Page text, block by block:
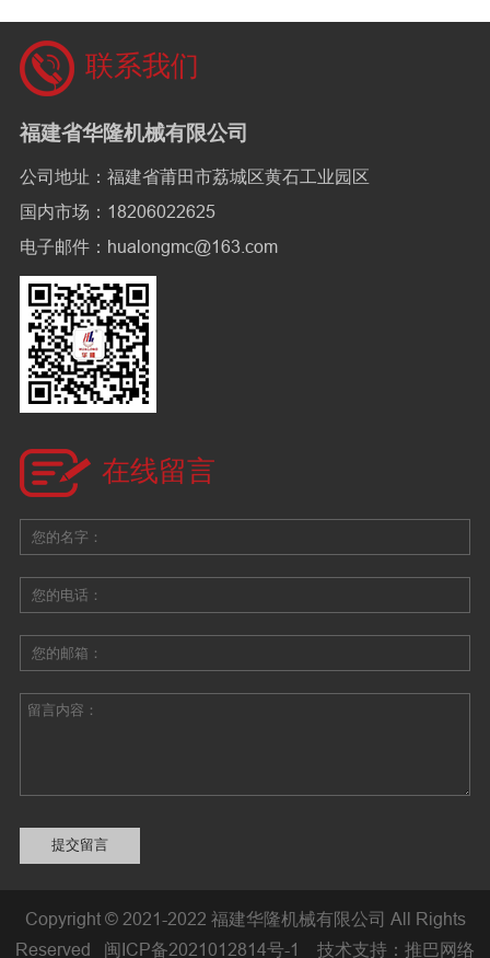
联系我们
福建省华隆机械有限公司
公司地址：福建省莆田市荔城区黄石工业园区
国内市场：18206022625
电子邮件：hualongmc@163.com
在线留言
Copyright © 2021-2022 福建华隆机械有限公司 All Rights
Reserved 闽ICP备2021012814号-1 技术支持： 推巴网络